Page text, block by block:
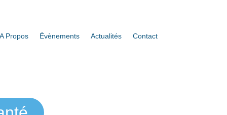
A Propos Évènements Actualités Contact